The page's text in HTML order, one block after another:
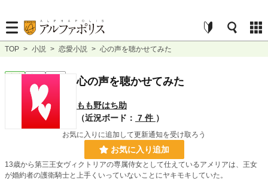
TOP > 小説 > 恋愛小説 > 心の声を聴かせてみた
完結 短編 心の声を聴かせてみた
もも野はち助
（近況ボード： 7 件 ）
お気に入りに追加して更新通知を受け取ろう
お気に入り追加
13歳から第三王女ヴィクトリアの専属侍女として仕えているアメリアは、王女
が婚約者の護衛騎士と上手くいっていないことにヤキモキしていた。